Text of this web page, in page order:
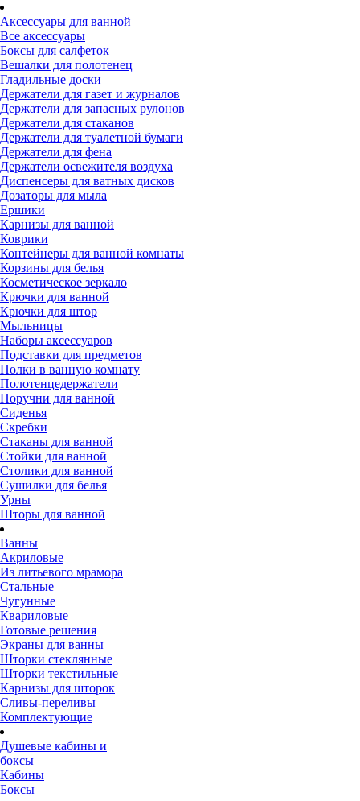
Аксессуары для ванной
Все аксессуары
Боксы для салфеток
Вешалки для полотенец
Гладильные доски
Держатели для газет и журналов
Держатели для запасных рулонов
Держатели для стаканов
Держатели для туалетной бумаги
Держатели для фена
Держатели освежителя воздуха
Диспенсеры для ватных дисков
Дозаторы для мыла
Ершики
Карнизы для ванной
Коврики
Контейнеры для ванной комнаты
Корзины для белья
Косметическое зеркало
Крючки для ванной
Крючки для штор
Мыльницы
Наборы аксессуаров
Подставки для предметов
Полки в ванную комнату
Полотенцедержатели
Поручни для ванной
Сиденья
Скребки
Стаканы для ванной
Стойки для ванной
Столики для ванной
Сушилки для белья
Урны
Шторы для ванной
Ванны
Акриловые
Из литьевого мрамора
Стальные
Чугунные
Квариловые
Готовые решения
Экраны для ванны
Шторки стеклянные
Шторки текстильные
Карнизы для шторок
Сливы-переливы
Комплектующие
Душевые кабины и
боксы
Кабины
Боксы